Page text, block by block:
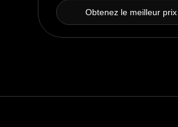
Obtenez le meilleur prix